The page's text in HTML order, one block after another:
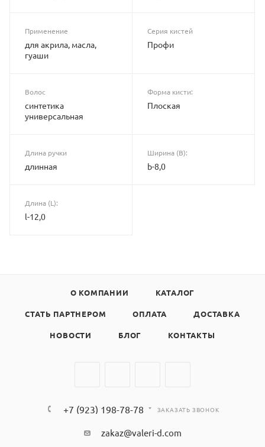
Применение
для акрила, масла,
гуаши
Серия кистей
Профи
Волос
синтетика
универсальная
Форма кисти:
Плоская
Длина ручки
длинная
Ширина (B):
b-8,0
Длина (L):
l-12,0
О КОМПАНИИ КАТАЛОГ
СТАТЬ ПАРТНЕРОМ ОПЛАТА ДОСТАВКА
НОВОСТИ БЛОГ КОНТАКТЫ
+7 (923) 198-78-78 ЗАКАЗАТЬ ЗВОНОК
zakaz@valeri-d.com